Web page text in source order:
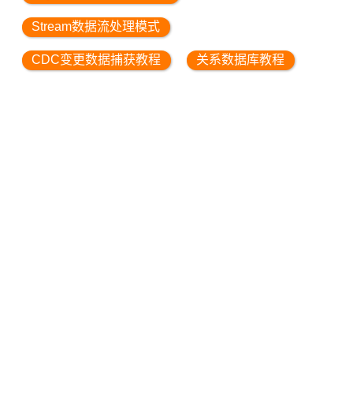
Stream数据流处理模式
CDC变更数据捕获教程 关系数据库教程